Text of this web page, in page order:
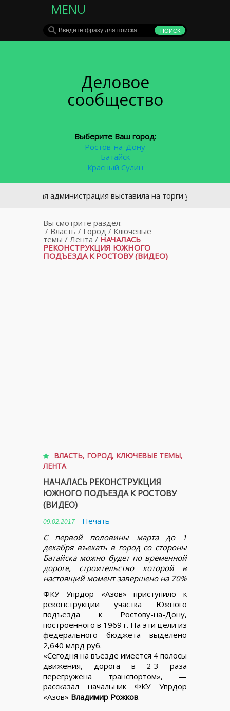
MENU
Деловое
сообщество
Выберите Ваш город:
Ростов-на-Дону
Батайск
Красный Сулин
администрация выставила на торги участок под
Вы смотрите раздел:
/ Власть / Город / Ключевые
темы / Лента / НАЧАЛАСЬ
РЕКОНСТРУКЦИЯ ЮЖНОГО
ПОДЪЕЗДА К РОСТОВУ (ВИДЕО)
ВЛАСТЬ, ГОРОД, КЛЮЧЕВЫЕ ТЕМЫ,
ЛЕНТА
НАЧАЛАСЬ РЕКОНСТРУКЦИЯ
ЮЖНОГО ПОДЪЕЗДА К РОСТОВУ
(ВИДЕО)
09.02.2017
Печать
С первой половины марта до 1
декабря въехать в город со стороны
Батайска можно будет по временной
дороге, строительство которой в
настоящий момент завершено на 70%
ФКУ Упрдор «Азов» приступило к
реконструкции участка Южного
подъезда к Ростову-на-Дону,
построенного в 1969 г. На эти цели из
федерального бюджета выделено
2,640 млрд руб.
«Сегодня на въезде имеется 4 полосы
движения, дорога в 2-3 раза
перегружена транспортом», —
рассказал начальник ФКУ Упрдор
«Азов» Владимир Рожков.